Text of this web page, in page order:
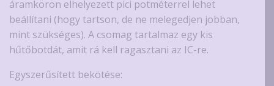
áramkörön elhelyezett pici potméterrel lehet
beállítani (hogy tartson, de ne melegedjen jobban,
mint szükséges). A csomag tartalmaz egy kis
hűtőbotdát, amit rá kell ragasztani az IC-re.
Egyszerűsített bekötése: